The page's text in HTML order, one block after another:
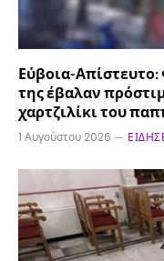
Εύβοια-
της έβαλαν
χαρτζιλίκι του
1 Αυγούστου 2026